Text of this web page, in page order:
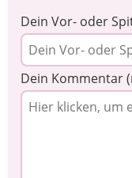
Dein Vor- oder
Dein Kommentar